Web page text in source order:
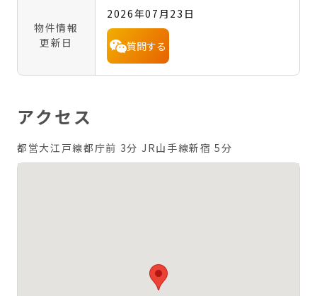
物件情報
更新日
2026年07月23日
質問する
アクセス
都営大江戸線都庁前 3分 JR山手線新宿 5分